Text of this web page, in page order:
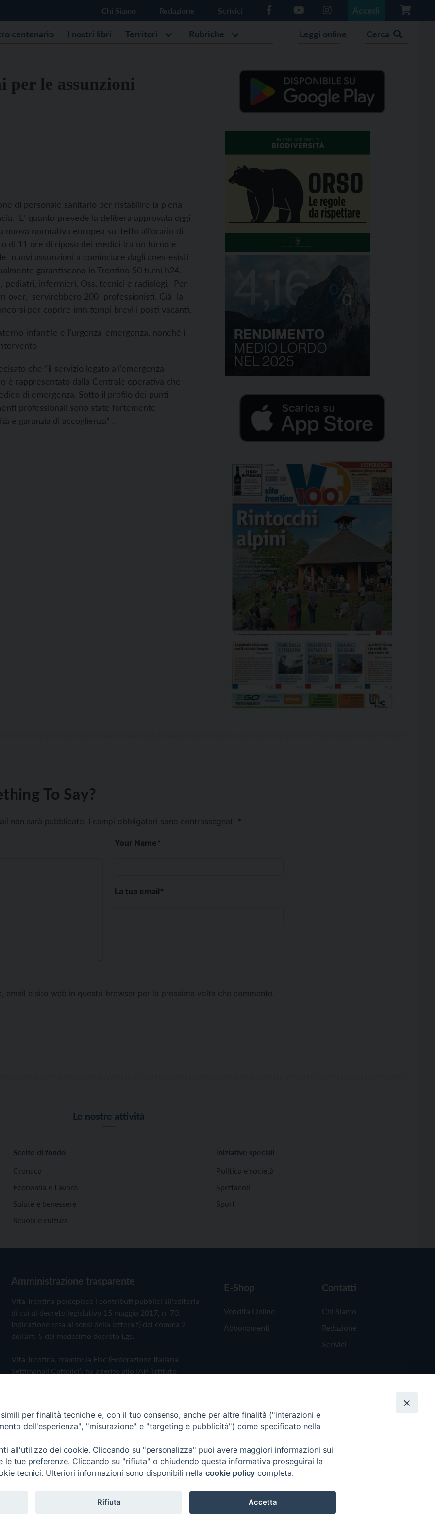
Chi Siamo Redazione Scrivici Accedi
centenario I nostri libri Territori Rubriche Leggi online Cerca
per le assunzioni
di personale sanitario per ristabilire la piena
E’ quanto prevede la delibera approvata oggi
nuova normativa europea sul tetto all’orario di
di 11 ore di riposo dei medici tra un turno e
nuovi assunzioni a cominciare dagli anestesisti
garantiscono in Trentino 50 turni h24.
infermieri, Oss, tecnici e radiologi. Per
over, servirebbero 200 professionisti. Già la
per coprire imn tempi brevi i posti vacanti.
infantile e l’urgenza-emergenza, nonché i
che “il servizio legato all’emergenza
è rappresentato dalla Centrale operativa che
di emergenza. Sotto il profilo dei punti
professionali sono state fortemente
e garanzia di accoglienza” .
To Say?
non sarà pubblicato. I campi obbligatori sono contrassegnati *
Your Name*
La tua email*
email e sito web in questo browser per la prossima volta che commento.
Le nostre attività
Scelte di fondo
Cronaca
Economia e Lavoro
Salute e benessere
Scuola e cultura
Iniziative speciali
Politica e società
Spettacoli
Sport
Amministrazione trasparente
Vita Trentina percepisce i contributi pubblici all'editoria
di cui al decreto legislativo 15 maggio 2017, n. 70.
Indicazione resa ai sensi della lettera f) del comma 2
dell'art. 5 del medesimo decreto Lgs.
Vita Trentina, tramite la Fisc (Federazione Italiana
Settimanali Cattolici), ha aderito allo IAP (Istituto
Privacy Policy Cookie Policy
E-Shop
Vendita Online
Abbonamenti
Contatti
Chi Siamo
Redazione
Scrivici
Editrice
per finalità tecniche e, con il tuo consenso, anche per altre finalità ("interazioni e
dell'esperienza", "misurazione" e "targeting e pubblicità") come specificato nella
all'utilizzo dei cookie. Cliccando su "personalizza" puoi avere maggiori informazioni sui
le tue preferenze. Cliccando su "rifiuta" o chiudendo questa informativa proseguirai la
tecnici. Ulteriori informazioni sono disponibili nella cookie policy completa.
Rifiuta Accetta